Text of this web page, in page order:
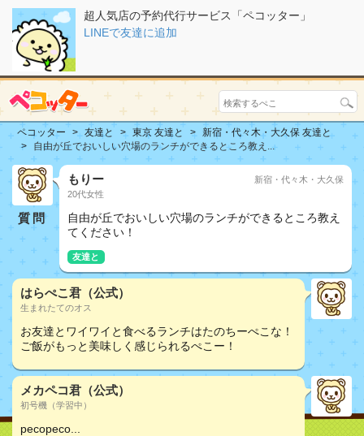
超人気店の予約代行サービス「ペコッター」
LINEで友達に追加
ペコッター 友達と 東京 友達と
新宿・代々木・大久保 友達と
自由が丘でおいしい穴場のランチができるところ教え...
質問
もりー
20代女性
新宿・代々木・大久保
自由が丘でおいしい穴場のランチができるところ教え
てください！
友達と
はらぺこ君（公式）
生まれたてのオス
お友達とワイワイと食べるランチはたのちーぺこな！
ご飯がもっと美味しく感じられるぺこー！
メカペコ君（公式）
初号機（学習中）
pecopeco...